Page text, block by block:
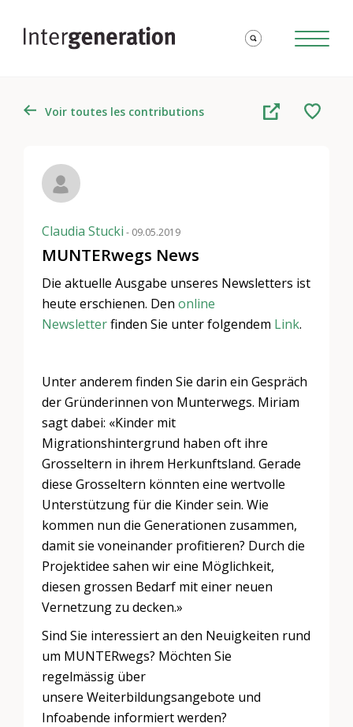
Voir toutes les contributions
Claudia Stucki - 09.05.2019
MUNTERwegs News
Die aktuelle Ausgabe unseres Newsletters ist
heute erschienen. Denonline
Newsletterfinden Sie unter folgendem Link.
Unter anderem finden Sie darin ein Gespräch
der Gründerinnen von Munterwegs. Miriam
sagt dabei: «Kinder mit
Migrationshintergrund haben oft ihre
Grosseltern in ihrem Herkunftsland. Gerade
diese Grosseltern könnten eine wertvolle
Unterstützung für die Kinder sein. Wie
kommen nun die Generationen zusammen,
damit sie voneinander profitieren? Durch die
Projektidee sahen wir eine Möglichkeit,
diesen grossen Bedarf mit einer neuen
Vernetzung zu decken.»
Sind Sie interessiert an den Neuigkeiten rund
um MUNTERwegs? Möchten Sie
regelmässig über
unsere Weiterbildungsangebote und
Infoabende informiert werden?